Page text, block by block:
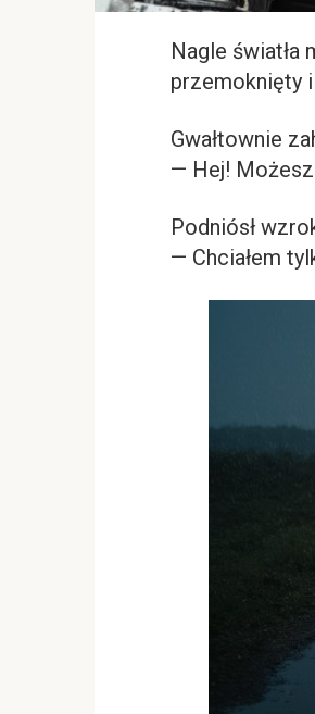
Nagle światła
przemoknięty
Gwałtownie
— Hej!
Podniósł
— Chciałem